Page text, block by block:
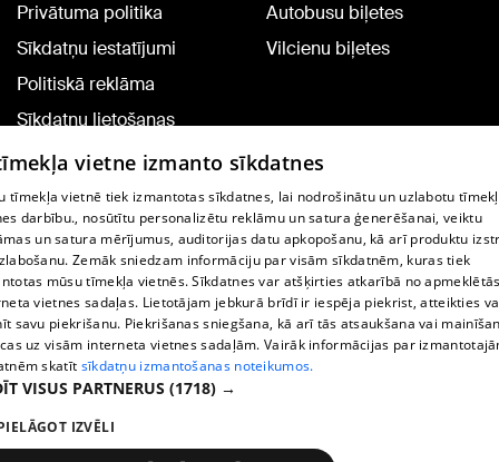
Privātuma politika
Sīkdatņu iestatījumi
Politiskā reklāma
Sīkdatņu lietošanas
noteikumi
Komentāru pievienošana
Autobusu biļetes
Vilcienu biļetes
TV programma
Līguma noteikumi
360 Ziņu kontakti
Helio Media
Portāla palīdzības dienests: e-pasts -
vietne izmanto sīkdatnes
tīmekļa vietnē tiek izmantotas sīkdatnes, lai nodrošinātu un uzlabotu
darbību., nosūtītu personalizētu reklāmu un satura ģenerēšanai, veiktu
un satura mērījumus, auditorijas datu apkopošanu, kā arī produktu
Zemāk sniedzam informāciju par visām sīkdatnēm, kuras tiek
mūsu tīmekļa vietnēs. Sīkdatnes var atšķirties atkarībā no
vietnes sadaļas. Lietotājam jebkurā brīdī ir iespēja piekrist, atteikties
savu piekrišanu. Piekrišanas sniegšana, kā arī tās atsaukšana vai
uz visām interneta vietnes sadaļām. Vairāk informācijas par
skatīt sīkdatņu izmantošanas noteikumos.
VISUS PARTNERUS (1718) →
IZVĒLI